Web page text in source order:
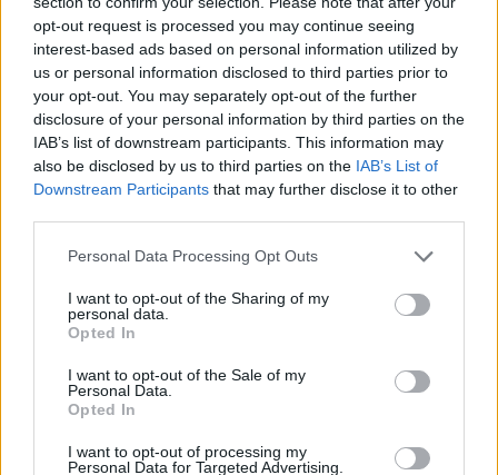
opt-out request is processed you may continue seeing
interest-based ads based on personal information utilized by
us or personal information disclosed to third parties prior to
your opt-out. You may separately opt-out of the further
disclosure of your personal information by third parties on the
IAB’s list of downstream participants. This information may
also be disclosed by us to third parties on the IAB’s List of
Downstream Participants that may further disclose it to other
Personal Data Processing Opt Outs
I want to opt-out of the Sharing of my
personal data.
Opted In
I want to opt-out of the Sale of my
Personal Data.
Opted In
I want to opt-out of processing my
Personal Data for Targeted Advertising.
valuteranno la capacità visiva grazie
all’utilizzo di strumenti computerizzati uniti
a un’indagine approfondita da parte
dell’ottico e da un’analisi soggettiva con
occhialino di prova verificando se è
necessario il supporto di un paio di occhiali
Punto Vendita Uboldo – via IV novembre
139 – Uboldo (VA) – 0241403753
Milano 147° – Bovisio Masciago (MB) –